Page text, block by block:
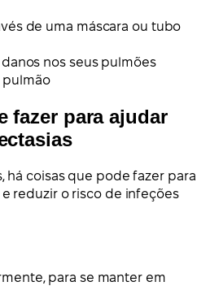
de uma máscara ou tubo
nos seus pulmões
pulmão
fazer para ajudar
há coisas que pode fazer para
reduzir o risco de infeções
para se manter em